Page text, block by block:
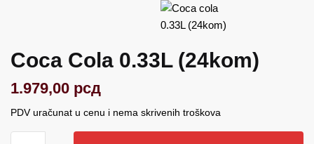
Coca Cola 0.33L (24kom)
1.979,00 рсд
PDV uračunat u cenu i nema skrivenih troškova